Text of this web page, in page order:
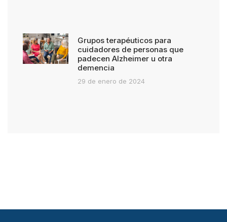
Grupos terapéuticos para
cuidadores de personas que
padecen Alzheimer u otra
demencia
29 de enero de 2024